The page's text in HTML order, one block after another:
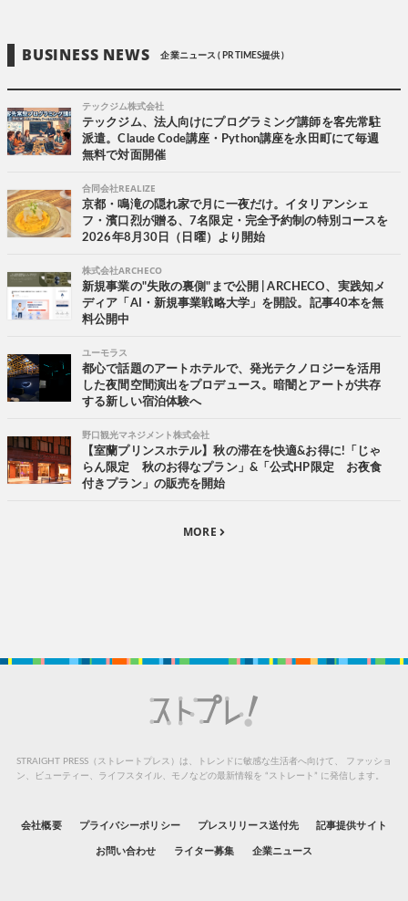
BUSINESS NEWS 企業ニュース ( PR TIMES提供 )
テックジム株式会社
テックジム、法人向けにプログラミング講師を客先常駐
派遣。Claude Code講座・Python講座を永田町にて毎週
無料で対面開催
合同会社REALIZE
京都・鳴滝の隠れ家で月に一夜だけ。イタリアンシェ
フ・濱口烈が贈る、7名限定・完全予約制の特別コースを
2026年8月30日（日曜）より開始
株式会社ARCHECO
新規事業の"失敗の裏側"まで公開 | ARCHECO、実践知メ
ディア「AI・新規事業戦略大学」を開設。記事40本を無
料公開中
ユーモラス
都心で話題のアートホテルで、発光テクノロジーを活用
した夜間空間演出をプロデュース。暗闇とアートが共存
する新しい宿泊体験へ
野口観光マネジメント株式会社
【室蘭プリンスホテル】秋の滞在を快適&お得に!「じゃ
らん限定 秋のお得なプラン」&「公式HP限定 お夜食
付きプラン」の販売を開始
MORE
STRAIGHT PRESS（ストレートプレス）は、トレンドに敏感な生活者へ向けて、
ファッショ
ン、ビューティー、ライフスタイル、モノなどの最新情報を “ストレート” に発信します。
会社概要 プライバシーポリシー プレスリリース送付先 記事提供サイト
お問い合わせ ライター募集 企業ニュース